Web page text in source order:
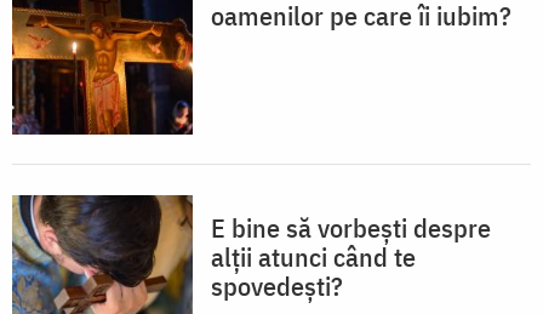
oamenilor pe care îi iubim?
E bine să vorbești despre
alții atunci când te
spovedești?